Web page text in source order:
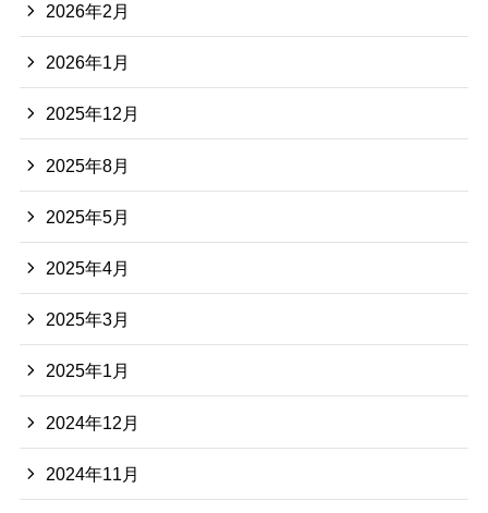
2026年2月
2026年1月
2025年12月
2025年8月
2025年5月
2025年4月
2025年3月
2025年1月
2024年12月
2024年11月